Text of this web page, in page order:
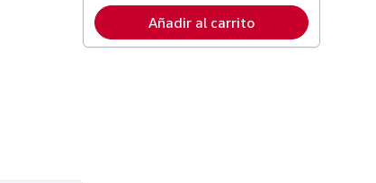
envío
Añadir al carrito